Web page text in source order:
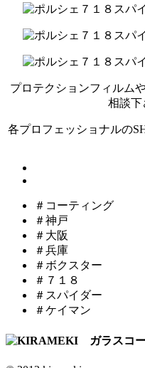
プロテクションフィルム
相談下
各プロフェッショナルの
＃コーティング
＃神戸
＃大阪
＃兵庫
＃ボクスター
＃７１８
＃スパイダー
＃ケイマン